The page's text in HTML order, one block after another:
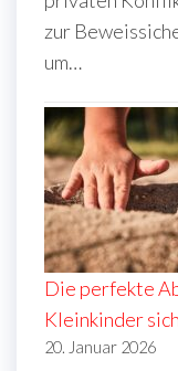
zur
um…
Die perfekte
Kleinkinder
20. Januar 2026